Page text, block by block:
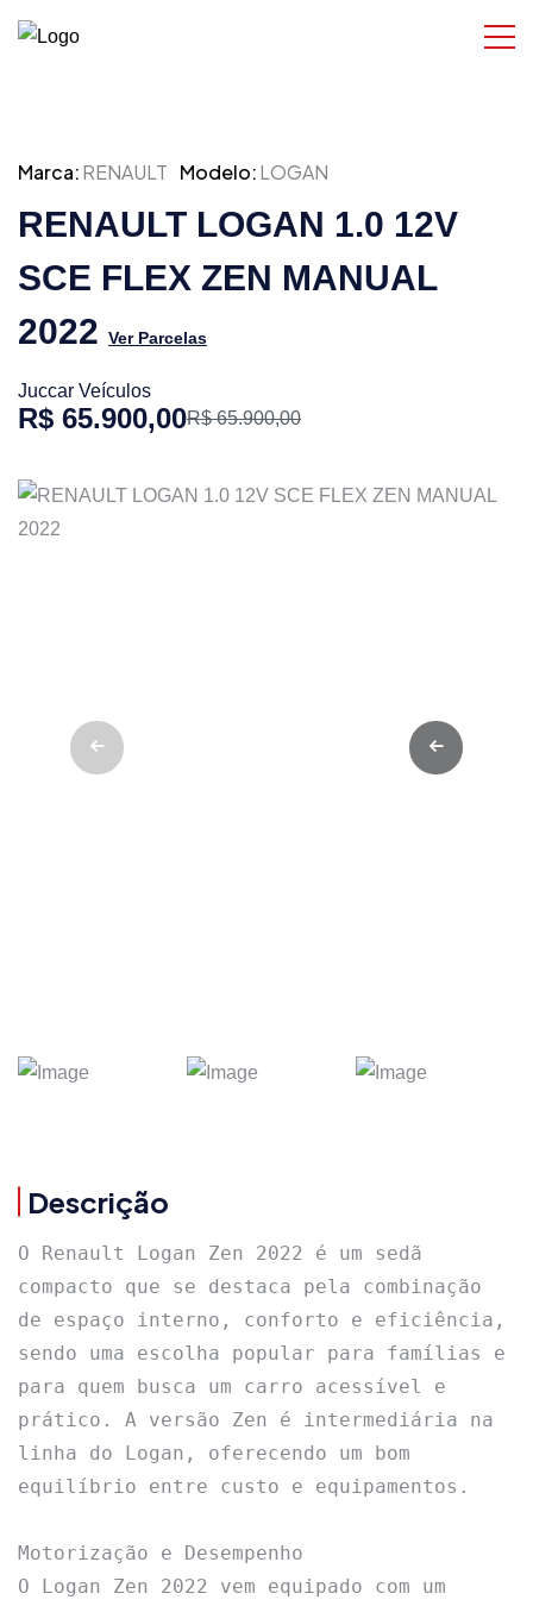
Marca:RENAULT Modelo:LOGAN
RENAULT LOGAN 1.0 12V
SCE FLEX ZEN MANUAL
2022 Ver Parcelas
Juccar Veículos
R$ 65.900,00R$ 65.900,00
Descrição
O Renault Logan Zen 2022 é um sedã
compacto que se destaca pela combinação
de espaço interno, conforto e eficiência,
sendo uma escolha popular para famílias e
para quem busca um carro acessível e
prático. A versão Zen é intermediária na
linha do Logan, oferecendo um bom
equilíbrio entre custo e equipamentos.
Motorização e Desempenho
O Logan Zen 2022 vem equipado com um